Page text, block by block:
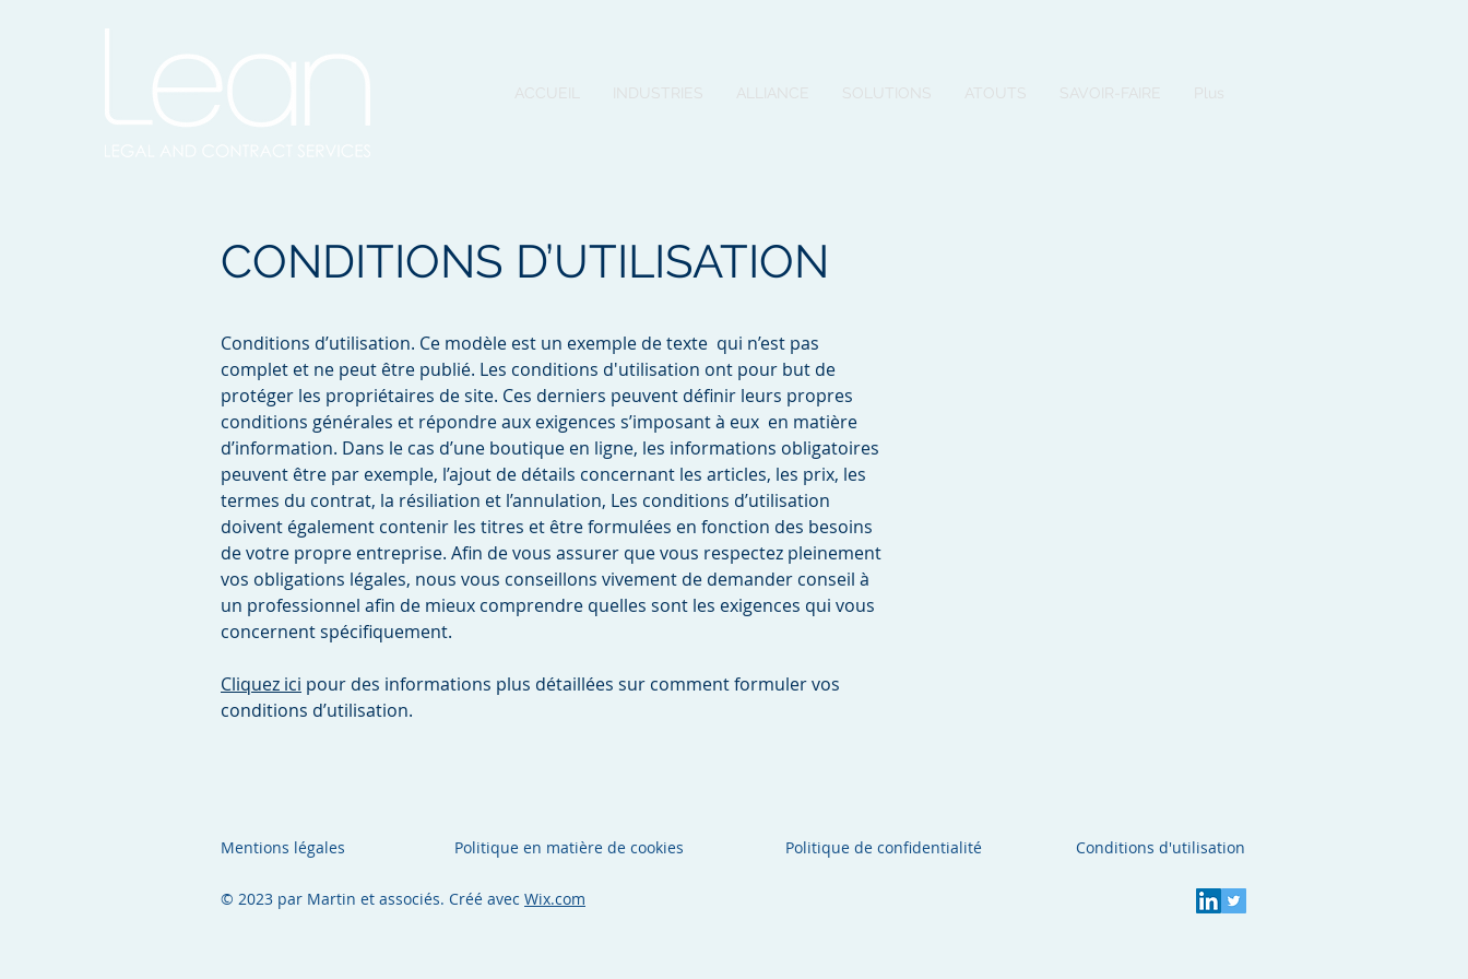
ACCUEIL INDUSTRIES ALLIANCE SOLUTIONS ATOUTS SAVOIR-FAIRE Plus
CONDITIONS D’UTILISATION
Conditions d’utilisation. Ce modèle est un exemple de texte qui n’est pas
complet et ne peut être publié. Les conditions d'utilisation ont pour but de
protéger les propriétaires de site. Ces derniers peuvent définir leurs propres
conditions générales et répondre aux exigences s’imposant à eux en matière
d’information. Dans le cas d’une boutique en ligne, les informations obligatoires
peuvent être par exemple, l’ajout de détails concernant les articles, les prix, les
termes du contrat, la résiliation et l’annulation, Les conditions d’utilisation
doivent également contenir les titres et être formulées en fonction des besoins
de votre propre entreprise. Afin de vous assurer que vous respectez pleinement
vos obligations légales, nous vous conseillons vivement de demander conseil à
un professionnel afin de mieux comprendre quelles sont les exigences qui vous
concernent spécifiquement.
Cliquez ici pour des informations plus détaillées sur comment formuler vos
conditions d’utilisation.
Mentions légales Politique en matière de cookies Politique de confidentialité
© 2023 par Martin et associés. Créé avec Wix.com
Conditions d'utilisation